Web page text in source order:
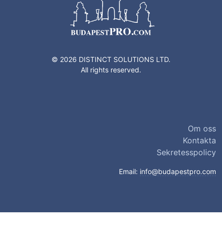
© 2026 DISTINCT SOLUTIONS LTD.
All rights reserved.
Om oss
Kontakta
Sekretesspolicy
Email: info@budapestpro.com